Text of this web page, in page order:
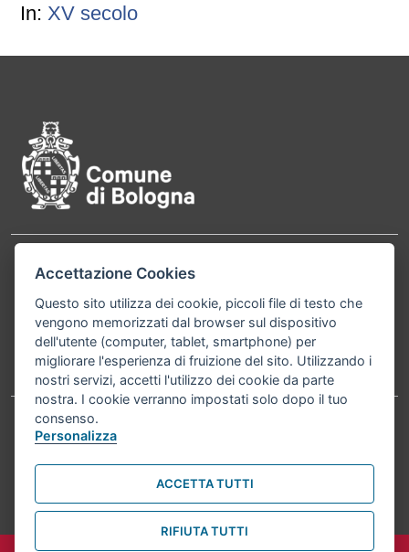
In: XV secolo
Contatti
Comune di Bologna, Piazza Maggiore, 6 - 40124
Bologna P.Iva 01232710374 Cod. IBAN: IT 88 R
02008 02435 000020067156
Telefono:051203040
Accessibilità Carta dei valori
Informativa sul trattamento dei dati personali Note legali
© Comune di Bologna 2026. Tutti i diritti riservati.
Accettazione Cookies
Questo sito utilizza dei cookie, piccoli file di testo che
vengono memorizzati dal browser sul dispositivo
dell'utente (computer, tablet, smartphone) per
migliorare l'esperienza di fruizione del sito. Utilizzando i
nostri servizi, accetti l'utilizzo dei cookie da parte
nostra. I cookie verranno impostati solo dopo il tuo
consenso.
Personalizza
ACCETTA TUTTI
RIFIUTA TUTTI